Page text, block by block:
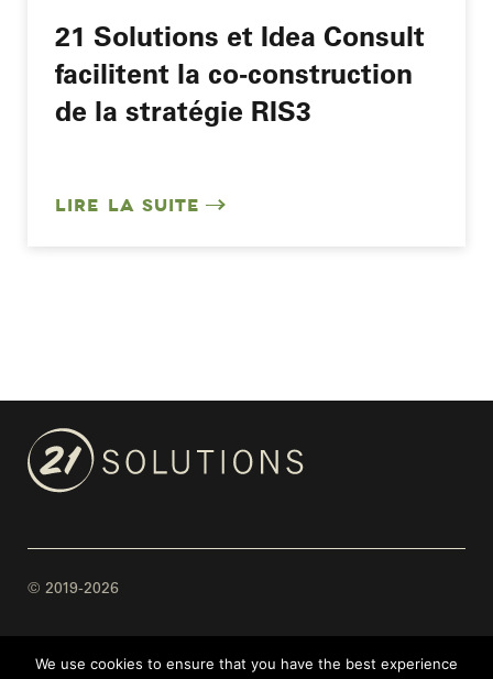
21 Solutions et Idea Consult
facilitent la co-construction
de la stratégie RIS3
LIRE LA SUITE
© 2019-2026
Mentions légales
We use cookies to ensure that you have the best experience